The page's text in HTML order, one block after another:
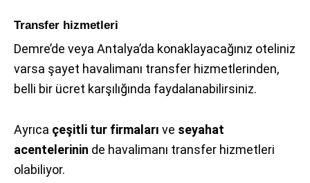
Transfer hizmetleri
Demre’de veya Antalya’da konaklayacağınız oteliniz
varsa şayet havalimanı transfer hizmetlerinden,
belli bir ücret karşılığında faydalanabilirsiniz.
Ayrıca çeşitli tur firmaları ve seyahat
acentelerinin de havalimanı transfer hizmetleri
olabiliyor.